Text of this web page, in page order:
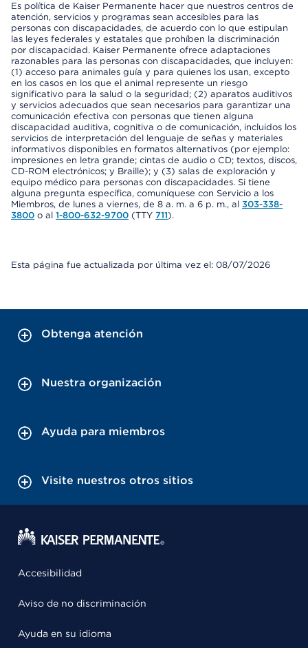
Es política de Kaiser Permanente hacer que nuestros centros de
atención, servicios y programas sean accesibles para las
personas con discapacidades, de acuerdo con lo que estipulan
las leyes federales y estatales que prohíben la discriminación
por discapacidad. Kaiser Permanente ofrece adaptaciones
razonables para las personas con discapacidades, que incluyen:
(1) acceso para animales guía y para quienes los usan, excepto
en los casos en los que el animal represente un riesgo
significativo para la salud o la seguridad; (2) aparatos auditivos
y servicios adecuados que sean necesarios para garantizar una
comunicación efectiva con personas que tienen alguna
discapacidad auditiva, cognitiva o de comunicación, incluidos los
servicios de interpretación del lenguaje de señas y materiales
informativos disponibles en formatos alternativos (por ejemplo:
impresiones en letra grande; cintas de audio o CD; textos, discos,
CD-ROM electrónicos; y Braille); y (3) salas de exploración y
equipo médico para personas con discapacidades. Si tiene
alguna pregunta específica, comuníquese con Servicio a los
Miembros, de lunes a viernes, de 8 a. m. a 6 p. m., al 303-338-
3800 o al 1-800-632-9700 (TTY 711).
Esta página fue actualizada por última vez el: 08/07/2026
Obtenga atención
Nuestra organización
Ayuda para miembros
Visite nuestros otros sitios
Accesibilidad
Aviso de no discriminación
Ayuda en su idioma